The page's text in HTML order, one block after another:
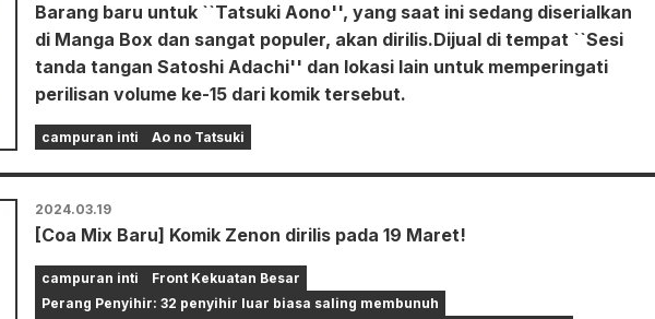
Barang baru untuk ``Tatsuki Aono'', yang saat ini sedang diserialkan
di Manga Box dan sangat populer, akan dirilis.Dijual di tempat ``Sesi
tanda tangan Satoshi Adachi'' dan lokasi lain untuk memperingati
perilisan volume ke-15 dari komik tersebut.
campuran inti Ao no Tatsuki
2024.03.19
[Coa Mix Baru] Komik Zenon dirilis pada 19 Maret!
campuran inti
Front Kekuatan Besar
Perang Penyihir: 32 penyihir luar biasa saling membunuh